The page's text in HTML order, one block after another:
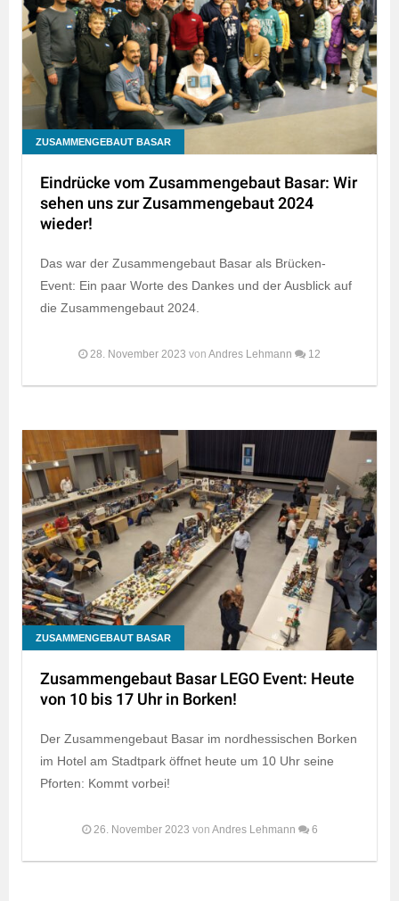
ZUSAMMENGEBAUT BASAR
Eindrücke vom Zusammengebaut Basar: Wir
sehen uns zur Zusammengebaut 2024
wieder!
Das war der Zusammengebaut Basar als Brücken-
Event: Ein paar Worte des Dankes und der Ausblick auf
die Zusammengebaut 2024.
28. November 2023 von Andres Lehmann 12
ZUSAMMENGEBAUT BASAR
Zusammengebaut Basar LEGO Event: Heute
von 10 bis 17 Uhr in Borken!
Der Zusammengebaut Basar im nordhessischen Borken
im Hotel am Stadtpark öffnet heute um 10 Uhr seine
Pforten: Kommt vorbei!
26. November 2023 von Andres Lehmann 6